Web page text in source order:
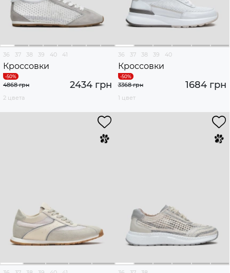
36 37 38 39 40 41
Кроссовки
2434 грн
4868 грн
2 цвета
36 37 38 39 40
Кроссовки
1684 грн
3368 грн
1 цвет